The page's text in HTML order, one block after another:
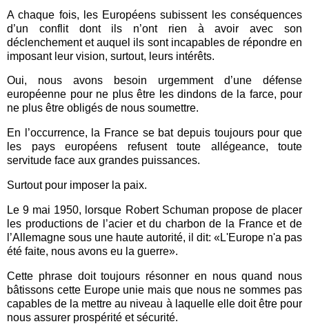
A chaque fois, les Européens subissent les conséquences
d’un conflit dont ils n’ont rien à avoir avec son
déclenchement et auquel ils sont incapables de répondre en
imposant leur vision, surtout, leurs intérêts.
Oui, nous avons besoin urgemment d’une défense
européenne pour ne plus être les dindons de la farce, pour
ne plus être obligés de nous soumettre.
En l’occurrence, la France se bat depuis toujours pour que
les pays européens refusent toute allégeance, toute
servitude face aux grandes puissances.
Surtout pour imposer la paix.
Le 9 mai 1950, lorsque Robert Schuman propose de placer
les productions de l’acier et du charbon de la France et de
l’Allemagne sous une haute autorité, il dit: «L'Europe n'a pas
été faite, nous avons eu la guerre».
Cette phrase doit toujours résonner en nous quand nous
bâtissons cette Europe unie mais que nous ne sommes pas
capables de la mettre au niveau à laquelle elle doit être pour
nous assurer prospérité et sécurité.